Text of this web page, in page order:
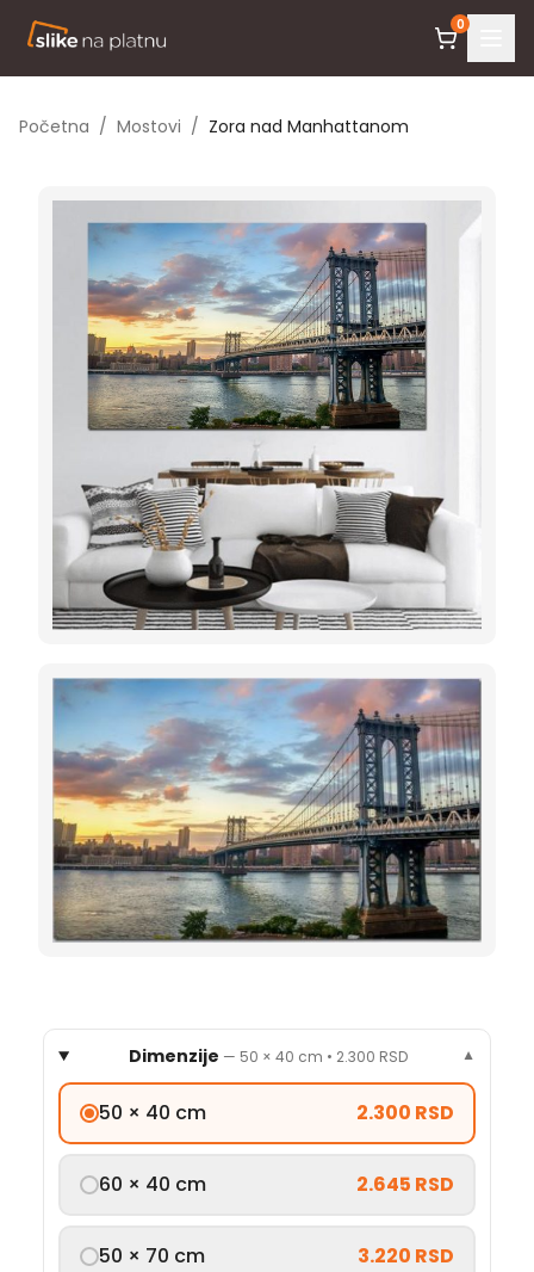
0
Početna / Mostovi / Zora nad Manhattanom
Dimenzije — 50 × 40 cm • 2.300 RSD ▼
50 × 40 cm 2.300 RSD
60 × 40 cm 2.645 RSD
50 × 70 cm 3.220 RSD